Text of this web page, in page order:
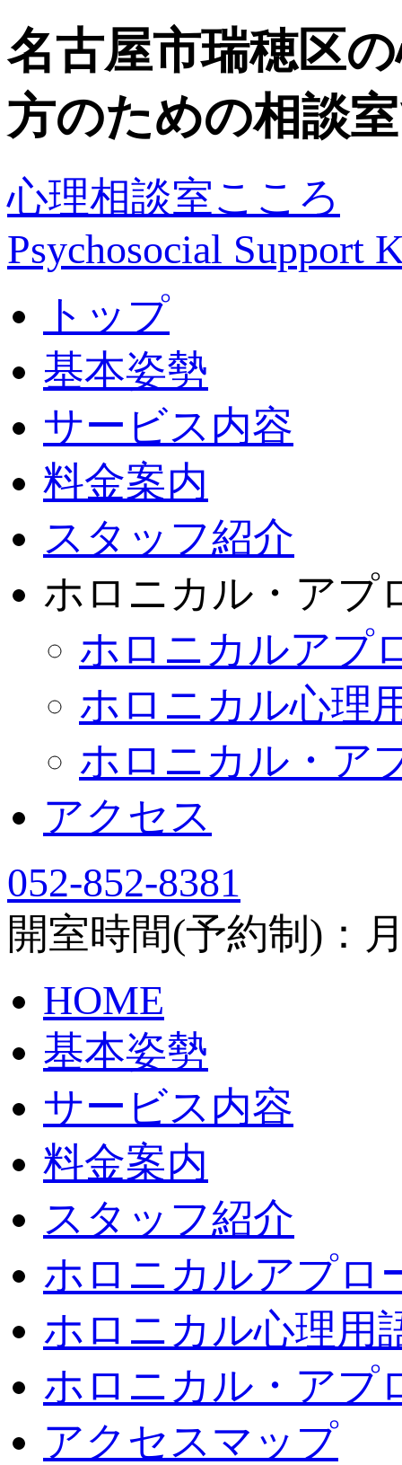
名古屋市瑞穂区
方のための相談
心理相談室こころ
Psychosocial Support
トップ
基本姿勢
サービス内容
料金案内
スタッフ紹介
ホロニカル・アプ
ホロニカルアプ
ホロニカル心理
ホロニカル・ア
アクセス
052-852-8381
開室時間(予約制)：
HOME
基本姿勢
サービス内容
料金案内
スタッフ紹介
ホロニカルアプロ
ホロニカル心理用
ホロニカル・アプ
アクセスマップ